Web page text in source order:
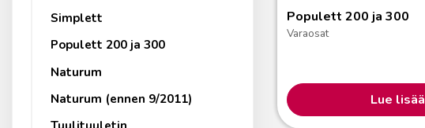
Simplett
Populett 200 ja 300
Naturum
Naturum (ennen 9/2011)
Populett 200 ja 300
Varaosat
Lue lisää